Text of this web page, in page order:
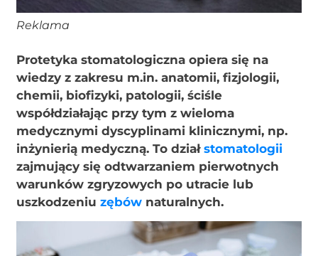
Reklama
Protetyka stomatologiczna opiera się na
wiedzy z zakresu m.in. anatomii, fizjologii,
chemii, biofizyki, patologii, ściśle
współdziałając przy tym z wieloma
medycznymi dyscyplinami klinicznymi, np.
inżynierią medyczną. To działstomatologii
zajmujący się odtwarzaniem pierwotnych
warunków zgryzowych po utracie lub
uszkodzeniuzębów naturalnych.